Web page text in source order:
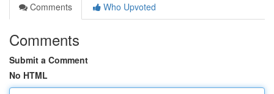
Comments
Who Upvoted
Comments
Submit a Comment
No HTML